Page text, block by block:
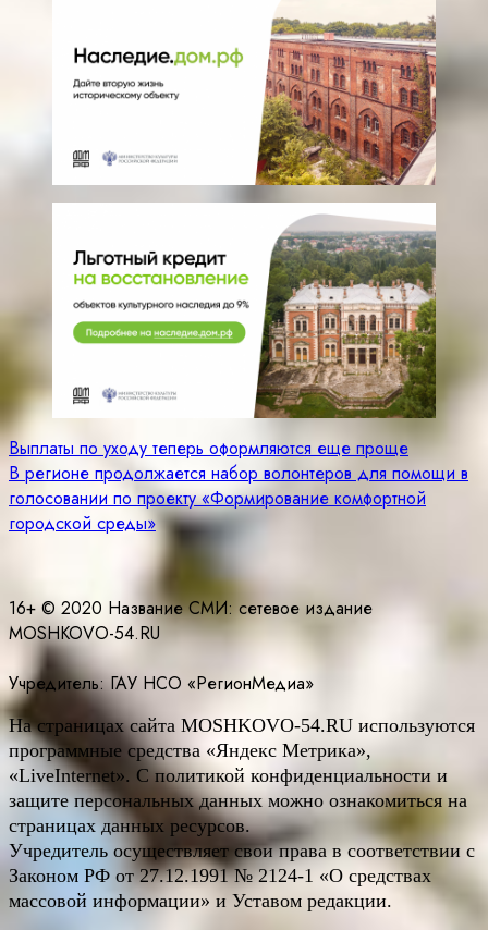
Навигация
по
записям
Выплаты по уходу теперь оформляются еще проще
В регионе продолжается набор волонтеров для помощи в
голосовании по проекту «Формирование комфортной
городской среды»
16+ © 2020 Название СМИ: cетевое издание
MOSHKOVO-54.RU
Учредитель: ГАУ НСО «РегионМедиа»
На страницах сайта MOSHKOVO-54.RU используются
программные средства «Яндекс Метрика»,
«LiveInternet». С политикой конфиденциальности и
защите персональных данных можно ознакомиться на
страницах данных ресурсов.
Учредитель осуществляет свои права в соответствии с
Законом РФ от 27.12.1991 № 2124-1 «О средствах
массовой информации» и Уставом редакции.